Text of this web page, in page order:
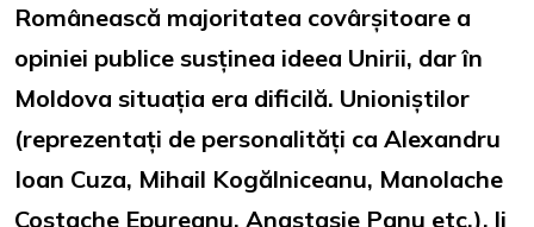
Românească majoritatea covârșitoare a
opiniei publice susținea ideea Unirii, dar în
Moldova situația era dificilă. Unioniștilor
(reprezentați de personalități ca Alexandru
Ioan Cuza, Mihail Kogălniceanu, Manolache
Costache Epureanu, Anastasie Panu etc.), li